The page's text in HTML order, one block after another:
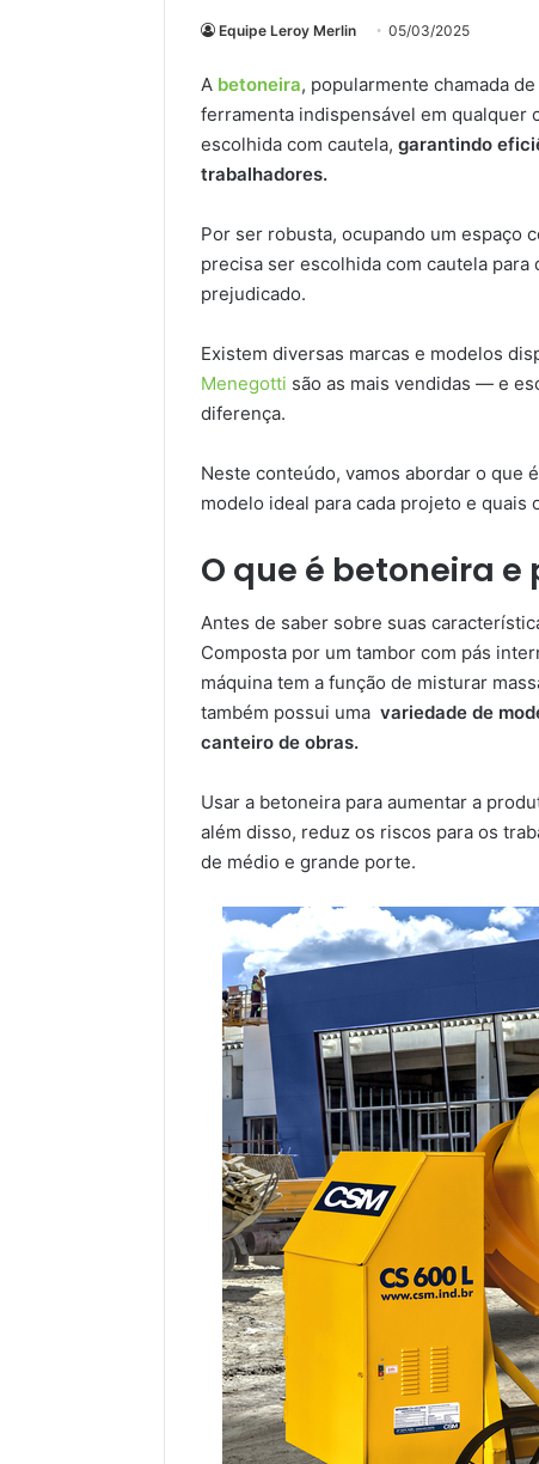
Equipe Leroy Merlin 05/03/2025
A betoneira, popularmente chamada de
ferramenta indispensável em qualquer
escolhida com cautela, garantindo
trabalhadores.
Por ser robusta, ocupando um espaço
precisa ser escolhida com cautela
prejudicado.
Existem diversas marcas e modelos
Menegotti são as mais vendidas — e
diferença.
Neste conteúdo, vamos abordar o que
modelo ideal para cada projeto e quais
O que é betoneira
Antes de saber sobre suas
Composta por um tambor com pás
máquina tem a função de misturar
também possui uma variedade de
canteiro de obras.
Usar a betoneira para aumentar a
além disso, reduz os riscos para os
de médio e grande porte.